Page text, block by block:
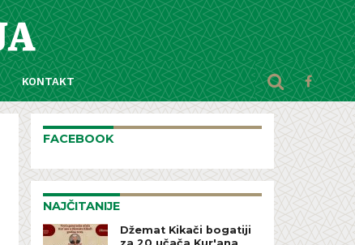
KONTAKT
FACEBOOK
NAJČITANIJE
Džemat Kikači bogatiji